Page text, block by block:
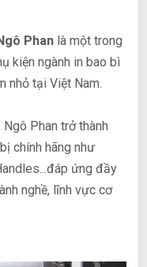
Phan là một trong
kiện ngành in bao bì
nhỏ tại Việt Nam.
Phan trở thành
chính hãng như
ứng đầy
nghề, lĩnh vực cơ